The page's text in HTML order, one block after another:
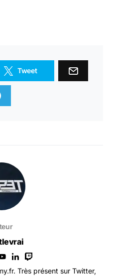
Tweet
Très présent sur Twitter,